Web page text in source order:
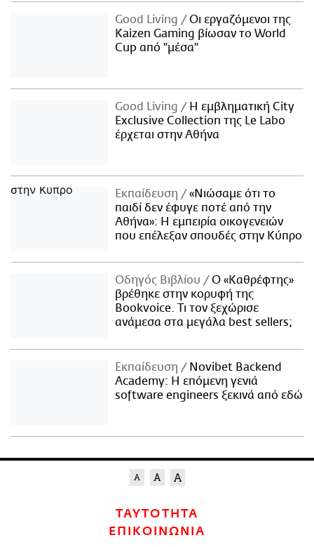
Good Living
Οι εργαζόμενοι της
Kaizen Gaming βίωσαν το World
Cup από "μέσα"
Good Living
Η εμβληματική City
Exclusive Collection της Le Labo
έρχεται στην Αθήνα
Εκπαίδευση
«Νιώσαμε ότι το
παιδί δεν έφυγε ποτέ από την
Αθήνα»: Η εμπειρία οικογενειών
που επέλεξαν σπουδές στην Κύπρο
Οδηγός Βιβλίου
Ο «Καθρέφτης»
βρέθηκε στην κορυφή της
Bookvoice. Τι τον ξεχώρισε
ανάμεσα στα μεγάλα best sellers;
Εκπαίδευση
Novibet Backend
Academy: Η επόμενη γενιά
software engineers ξεκινά από εδώ
ΤΑΥΤΟΤΗΤΑ
ΕΠΙΚΟΙΝΩΝΙΑ